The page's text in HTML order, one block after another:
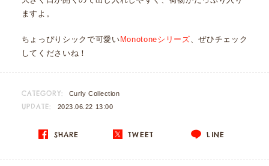
ますよ。
ちょっぴりシックで可愛い Monotoneシリーズ 、ぜひチェック
してくださいね！
CATEGORY: Curly Collection
UPDATE: 2023.06.22 13:00
SHARE TWEET LINE